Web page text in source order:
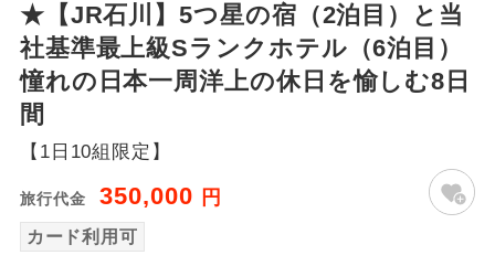
★【JR石川】5つ星の宿（2泊目）と当
社基準最上級Sランクホテル（6泊目）
憧れの日本一周洋上の休日を愉しむ8日
間
【1日10組限定】
旅行代金 350,000 円
カード利用可
現地添乗員同
行
現地到着空港（駅）から最終日出発空港
（駅）まで添乗員が同行します。
バスガイド乗
務
バスガイドが乗務し、車内での観光案内
世界遺産